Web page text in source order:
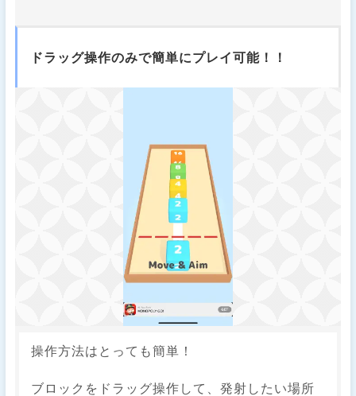
ドラッグ操作のみで簡単にプレイ可能！！
操作方法はとっても簡単！
ブロックをドラッグ操作して、発射したい場所